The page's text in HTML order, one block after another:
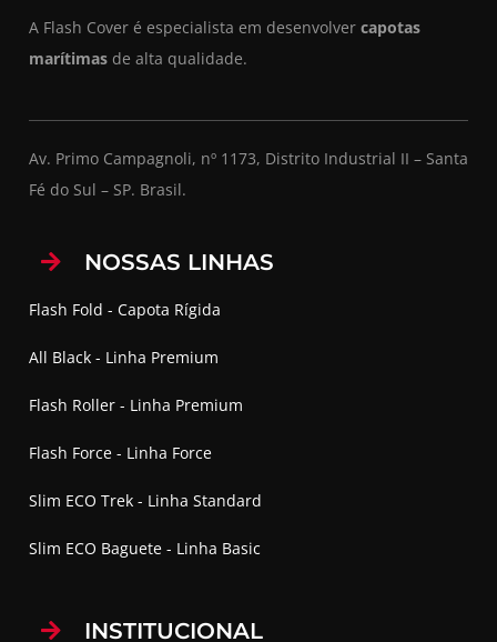
A Flash Cover é especialista em desenvolver capotas
marítimas de alta qualidade.
Av. Primo Campagnoli, nº 1173, Distrito Industrial II – Santa
Fé do Sul – SP. Brasil.
NOSSAS LINHAS
Flash Fold - Capota Rígida
All Black - Linha Premium
Flash Roller - Linha Premium
Flash Force - Linha Force
Slim ECO Trek - Linha Standard
Slim ECO Baguete - Linha Basic
INSTITUCIONAL